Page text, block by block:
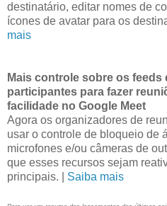
destinatário, editar nomes de
ícones de avatar para os
mais
Mais controle sobre os
participantes para fazer
facilidade no Google Meet
Agora os organizadores de
usar o controle de bloqueio de
microfones e/ou câmeras de
que esses recursos sejam
principais. | Saiba mais